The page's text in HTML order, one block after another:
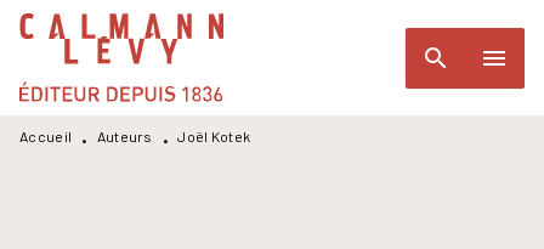
MENU RECHERCHE
PIED DE PAGE
search menu
Accueil • Auteurs • Joël Kotek